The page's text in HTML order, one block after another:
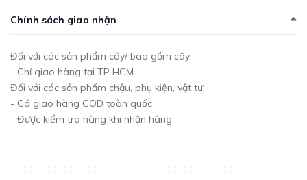
Chính sách giao nhận
Đối với các sản phẩm cây/ bao gồm cây:
- Chỉ giao hàng tại TP HCM
Đối với các sản phẩm chậu, phụ kiện, vật tư:
- Có giao hàng COD toàn quốc
- Được kiểm tra hàng khi nhận hàng